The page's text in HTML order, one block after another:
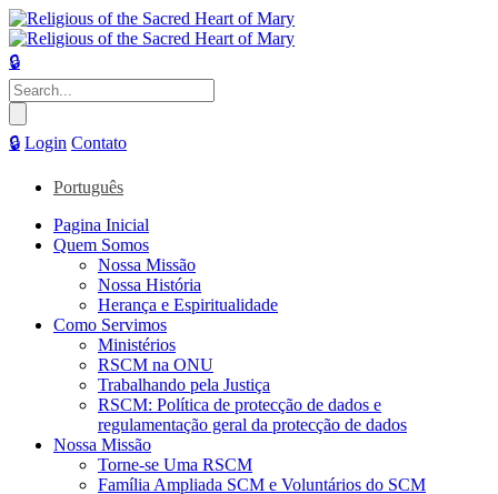
🔒
Pesquisar
por:
🔒 Login Contato
Português
Pagina Inicial
Quem Somos
Nossa Missão
Nossa História
Herança e Espiritualidade
Como Servimos
Ministérios
RSCM na ONU
Trabalhando pela Justiça
RSCM: Política de protecção de dados e
regulamentação geral da protecção de dados
Nossa Missão
Torne-se Uma RSCM
Família Ampliada SCM e Voluntários do SCM